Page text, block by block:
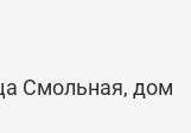
Смольная, дом